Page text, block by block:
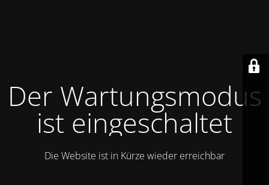
Der Wartungsmodus
ist eingeschaltet
Die Website ist in Kürze wieder erreichbar